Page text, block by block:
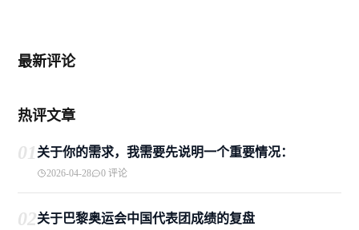
最新评论
热评文章
01关于你的需求，我需要先说明一个重要情况：
2026-04-28 0 评论
02关于巴黎奥运会中国代表团成绩的复盘